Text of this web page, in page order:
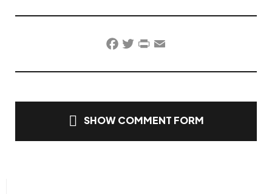
Facebook
TwitterPrintFriendly
Email
SHOW COMMENT FORM